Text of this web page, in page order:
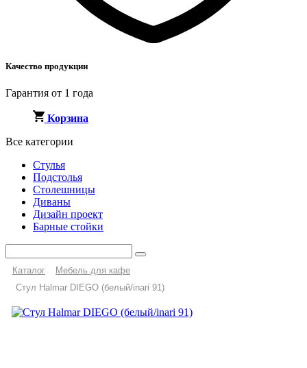
Качество продукции
Гарантия от 1 года
Корзина
Все категории
Стулья
Подстолья
Столешницы
Диваны
Дизайн проект
Барные стойки
Каталог
Мебель для кафе
Стул Halmar DIEGO (белый/inari 91)